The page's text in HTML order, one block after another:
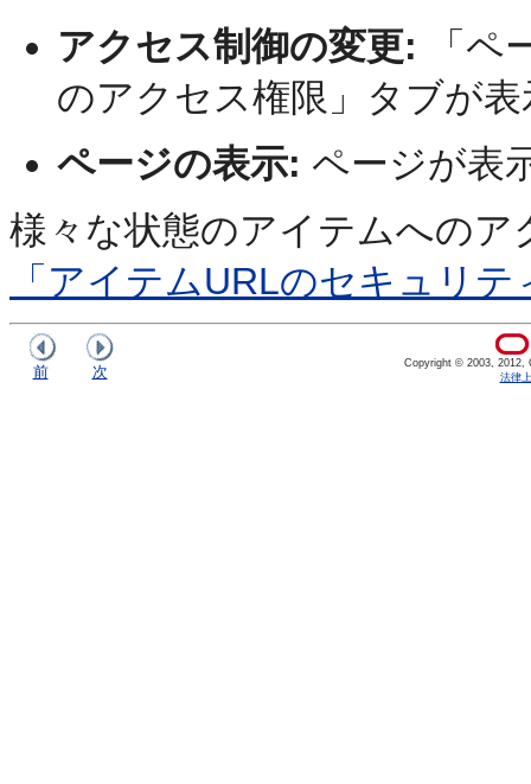
アクセス制御の変更:
「
のアクセス権限」タブが
ページの表示: ページが表
様々な状態のアイテムへの
「アイテムURLのセキュリテ
前 次
Copyright © 2003, 2012,
法律